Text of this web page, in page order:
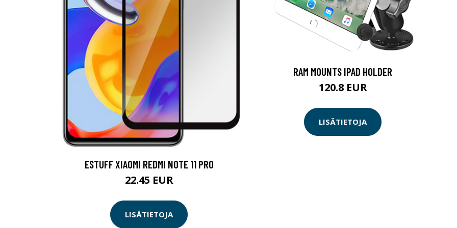
ESTUFF XIAOMI REDMI NOTE 11 PRO
22.45 EUR
LISÄTIETOJA
RAM MOUNTS IPAD HOLDER
120.8 EUR
LISÄTIETOJA